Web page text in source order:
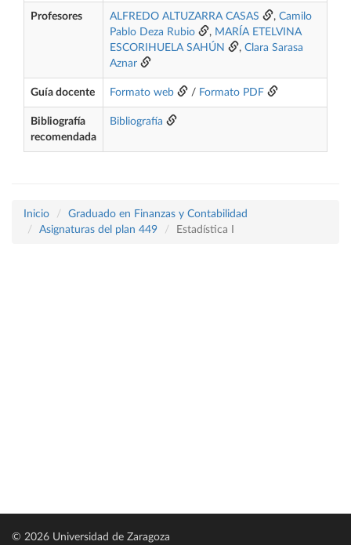
Profesores ALFREDO ALTUZARRA CASAS , Camilo
Pablo Deza Rubio
, MARÍA ETELVINA
ESCORIHUELA SAHÚN
, Clara Sarasa
Aznar
Guía docente Formato web / Formato PDF
Bibliografía
recomendada
Bibliografía
Inicio
Graduado en Finanzas y Contabilidad
Asignaturas del plan 449
Estadística I
© 2026 Universidad de Zaragoza